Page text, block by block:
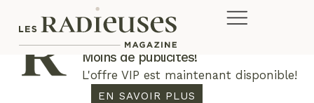
Plus de concours. Plus de rabais.
Moins de publicités!
L'offre VIP est maintenant disponible!
EN SAVOIR PLUS